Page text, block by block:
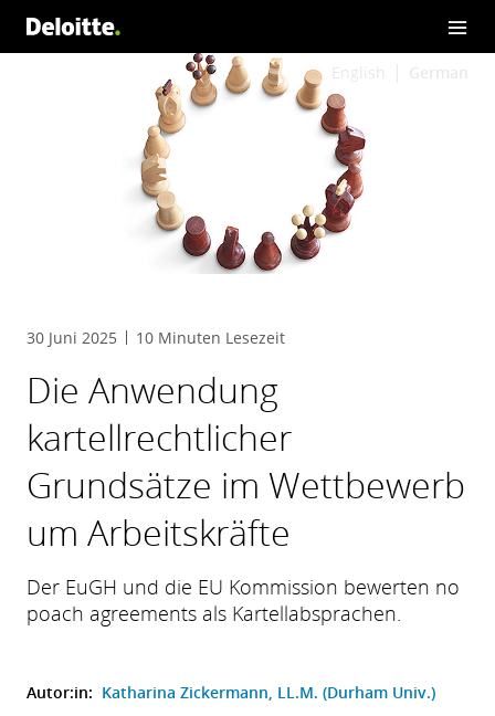
English German
30 Juni 2025 10 Minuten Lesezeit
Die Anwendung
kartellrechtlicher
Grundsätze im Wettbewerb
um Arbeitskräfte
Der EuGH und die EU Kommission bewerten no
poach agreements als Kartellabsprachen.
Autor:in: Katharina Zickermann, LL.M. (Durham Univ.)